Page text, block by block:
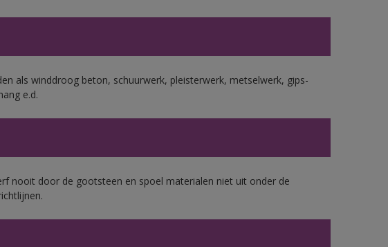
als winddroog beton, schuurwerk, pleisterwerk, metselwerk, gips-
e.d.
nooit door de gootsteen en spoel materialen niet uit onder de